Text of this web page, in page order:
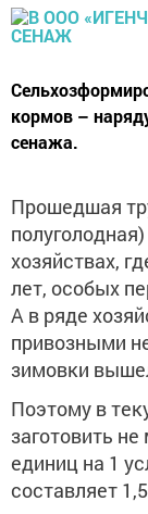
кормов –
сенажа.
Прошедшая
хозяйствах,
лет, особых
А в ряде
привозными
зимовки
Поэтому в
заготовить
единиц на 1
составляет